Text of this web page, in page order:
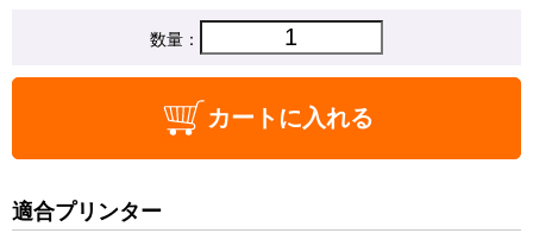
数量：
カートに入れる
適合プリンター